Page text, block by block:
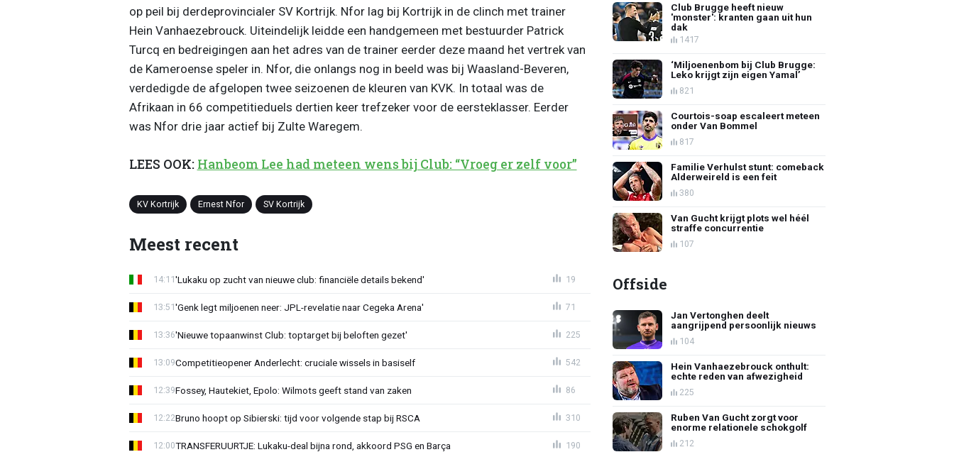
op peil bij derdeprovincialer SV Kortrijk. Nfor lag bij Kortrijk in de clinch met trainer
Hein Vanhaezebrouck. Uiteindelijk leidde een handgemeen met bestuurder Patrick
Turcq en bedreigingen aan het adres van de trainer eerder deze maand het vertrek van
de Kameroense speler in. Nfor, die onlangs nog in beeld was bij Waasland-Beveren,
verdedigde de afgelopen twee seizoenen de kleuren van KVK. In totaal was de
Afrikaan in 66 competitieduels dertien keer trefzeker voor de eersteklasser. Eerder
was Nfor drie jaar actief bij Zulte Waregem.
LEES OOK: Hanbeom Lee had meteen wens bij Club: “Vroeg er zelf voor”
KV Kortrijk Ernest Nfor SV Kortrijk
Meest recent
'Lukaku op zucht van nieuwe club: financiële details bekend'
14:11 19
'Genk legt miljoenen neer: JPL-revelatie naar Cegeka Arena'
13:51 71
'Nieuwe topaanwinst Club: toptarget bij beloften gezet'
13:36 225
Competitieopener Anderlecht: cruciale wissels in basiself
13:09 542
Fossey, Hautekiet, Epolo: Wilmots geeft stand van zaken
12:39 86
Bruno hoopt op Sibierski: tijd voor volgende stap bij RSCA
12:22 310
TRANSFERUURTJE: Lukaku-deal bijna rond, akkoord PSG en Barça
12:00 190
Club Brugge heeft nieuw
'monster': kranten gaan uit hun
dak
1417
‘Miljoenenbom bij Club Brugge:
Leko krijgt zijn eigen Yamal’
821
Courtois-soap escaleert meteen
onder Van Bommel
817
Familie Verhulst stunt: comeback
Alderweireld is een feit
380
Van Gucht krijgt plots wel héél
straffe concurrentie
107
Offside
Jan Vertonghen deelt
aangrijpend persoonlijk nieuws
104
Hein Vanhaezebrouck onthult:
echte reden van afwezigheid
225
Ruben Van Gucht zorgt voor
enorme relationele schokgolf
212